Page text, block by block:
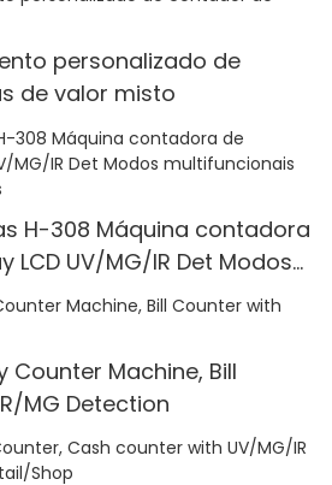
personalizado de
de valor misto
H-308 Máquina contadora
LCD UV/MG/IR Det Modos
unidades/minutos
Counter Machine, Bill
MG Detection